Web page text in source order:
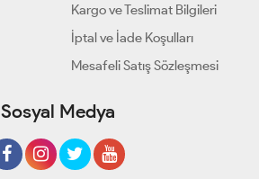
Kargo ve Teslimat Bilgileri
İptal ve İade Koşulları
Mesafeli Satış Sözleşmesi
Sosyal Medya